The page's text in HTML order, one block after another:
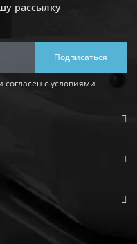
рассылку
Подписаться
согласен с условиями